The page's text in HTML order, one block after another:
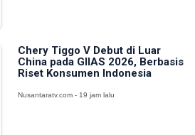
Chery Tiggo V Debut di Luar
China pada GIIAS 2026, Berbasis
Riset Konsumen Indonesia
Nusantaratv.com - 19 jam lalu